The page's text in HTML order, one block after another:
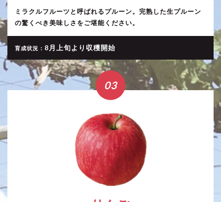
ミラクルフルーツと呼ばれるプルーン。完熟した生プルーン
の驚くべき美味しさをご堪能ください。
育成状況： 8月上旬より収穫開始
03